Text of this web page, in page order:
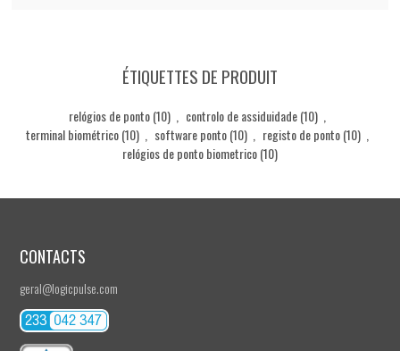
ÉTIQUETTES DE PRODUIT
relógios de ponto(10) controlo de assiduidade(10)
terminal biométrico(10) software ponto(10) registo de ponto(10)
relógios de ponto biometrico(10)
CONTACTS
geral@logicpulse.com